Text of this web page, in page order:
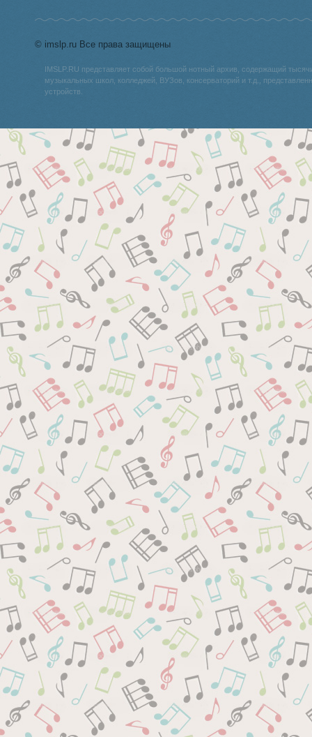
© imslp.ru Все права защищены
IMSLP.RU представляет собой большой нотный архив, содержащий
музыкальных школ, колледжей, ВУЗов, консерваторий и т.д.,
устройств.